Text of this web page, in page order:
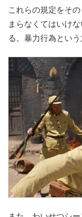
これらの規定をそ
まらなくてはいけ
る。暴力行為とい